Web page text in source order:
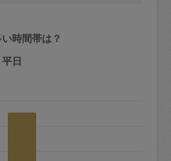
セルする場合、毎週定
定期は月1回までキャ
します。
時間帯は？
平日